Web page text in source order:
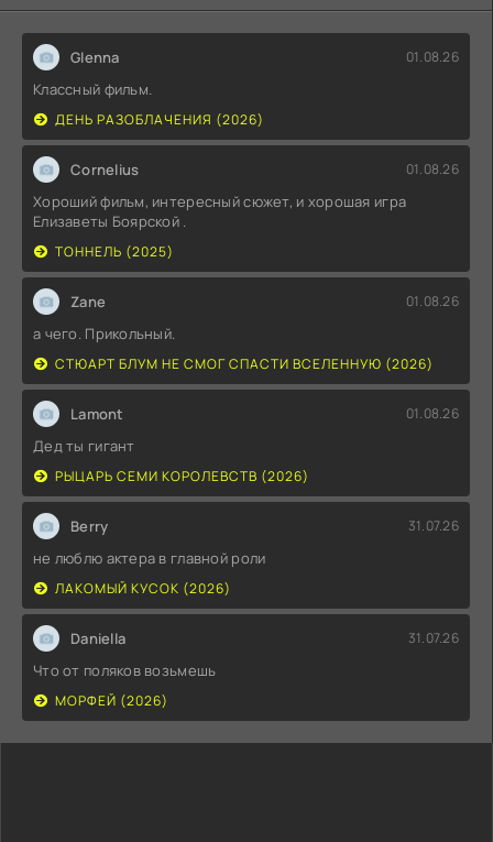
Glenna 01.08.26
Классный фильм.
ДЕНЬ РАЗОБЛАЧЕНИЯ (2026)
Cornelius 01.08.26
Хороший фильм, интересный сюжет, и хорошая игра
Елизаветы Боярской .
ТОННЕЛЬ (2025)
Zane 01.08.26
а чего. Прикольный.
СТЮАРТ БЛУМ НЕ СМОГ СПАСТИ ВСЕЛЕННУЮ (2026)
Lamont 01.08.26
Дед ты гигант
РЫЦАРЬ СЕМИ КОРОЛЕВСТВ (2026)
Berry 31.07.26
не люблю актера в главной роли
ЛАКОМЫЙ КУСОК (2026)
Daniella 31.07.26
Что от поляков возьмешь
МОРФЕЙ (2026)